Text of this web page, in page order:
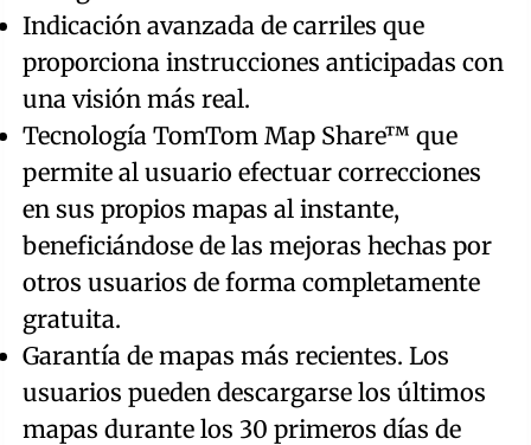
Indicación avanzada de carriles que
proporciona instrucciones anticipadas con
una visión más real.
Tecnología TomTom Map Share™ que
permite al usuario efectuar correcciones
en sus propios mapas al instante,
beneficiándose de las mejoras hechas por
otros usuarios de forma completamente
gratuita.
Garantía de mapas más recientes. Los
usuarios pueden descargarse los últimos
mapas durante los 30 primeros días de